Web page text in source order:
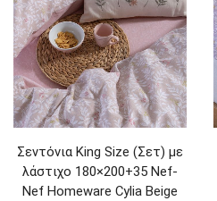
Σεντόνια King Size (Σετ) με
λάστιχο 180×200+35 Nef-
Nef Homeware Cylia Beige